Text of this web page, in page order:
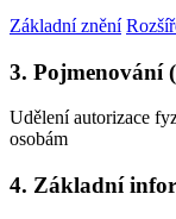
Základní znění
3. Pojmenování
Udělení autorizace
osobám
4. Základní